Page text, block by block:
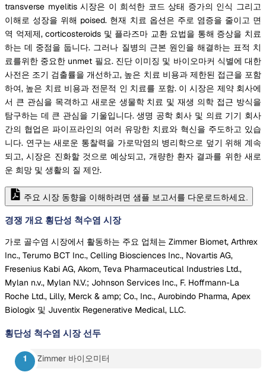
transverse myelitis 시장은 이 희석한 코드 상태 증가의 인식 그리고
이해로 성장을 위해 poised. 현재 치료 옵션은 주로 염증을 줄이고 면
역 억제제, corticosteroids 및 플라즈마 교환 요법을 통해 증상을 치료
하는 데 중점을 둡니다. 그러나 질병의 근본 원인을 해결하는 표적 치
료를위한 중요한 unmet 필요. 진단 이미징 및 바이오마커 식별에 대한
사전은 조기 검출률을 개선하고, 높은 치료 비용과 제한된 접근을 포함
하여, 높은 치료 비용과 전문적 인 치료를 포함. 이 시장은 제약 회사에
서 큰 관심을 목격하고 새로운 생물학 치료 및 재생 의학 접근 방식을
탐구하는 데 큰 관심을 기울입니다. 생명 공학 회사 및 의료 기기 회사
간의 협업은 파이프라인의 여러 유망한 치료와 혁신을 주도하고 있습
니다. 연구는 새로운 통찰력을 가로막염의 병리학으로 덮기 위해 계속
되고, 시장은 진화할 것으로 예상되고, 개량한 환자 결과를 위한 새로
운 희망 및 생활의 질 제안.
주요 시장 동향을 이해하려면 샘플 보고서를 다운로드하세요.
경쟁 개요 횡단성 척수염 시장
가로 골수염 시장에서 활동하는 주요 업체는 Zimmer Biomet, Arthrex
Inc., Terumo BCT Inc., Celling Biosciences Inc., Novartis AG,
Fresenius Kabi AG, Akorn, Teva Pharmaceutical Industries Ltd.,
Mylan n.v., Mylan N.V.; Johnson Services Inc., F. Hoffmann-La
Roche Ltd., Lilly, Merck & amp; Co., Inc., Aurobindo Pharma, Apex
Biologix 및 Juventix Regenerative Medical, LLC.
횡단성 척수염 시장 선두
Zimmer 바이오미터